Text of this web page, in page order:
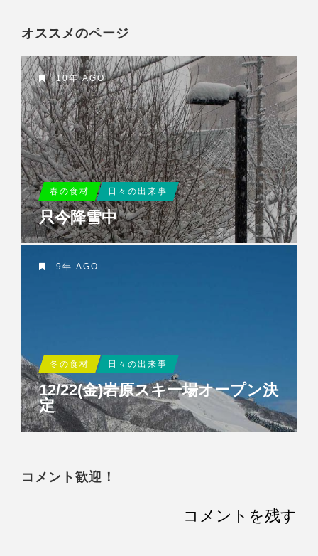
オススメのページ
10年 AGO
春の食材 日々の出来事
只今降雪中
9年 AGO
冬の食材 日々の出来事
12/22(金)岩原スキー場オープン決
定
コメント歓迎！
コメントを残す